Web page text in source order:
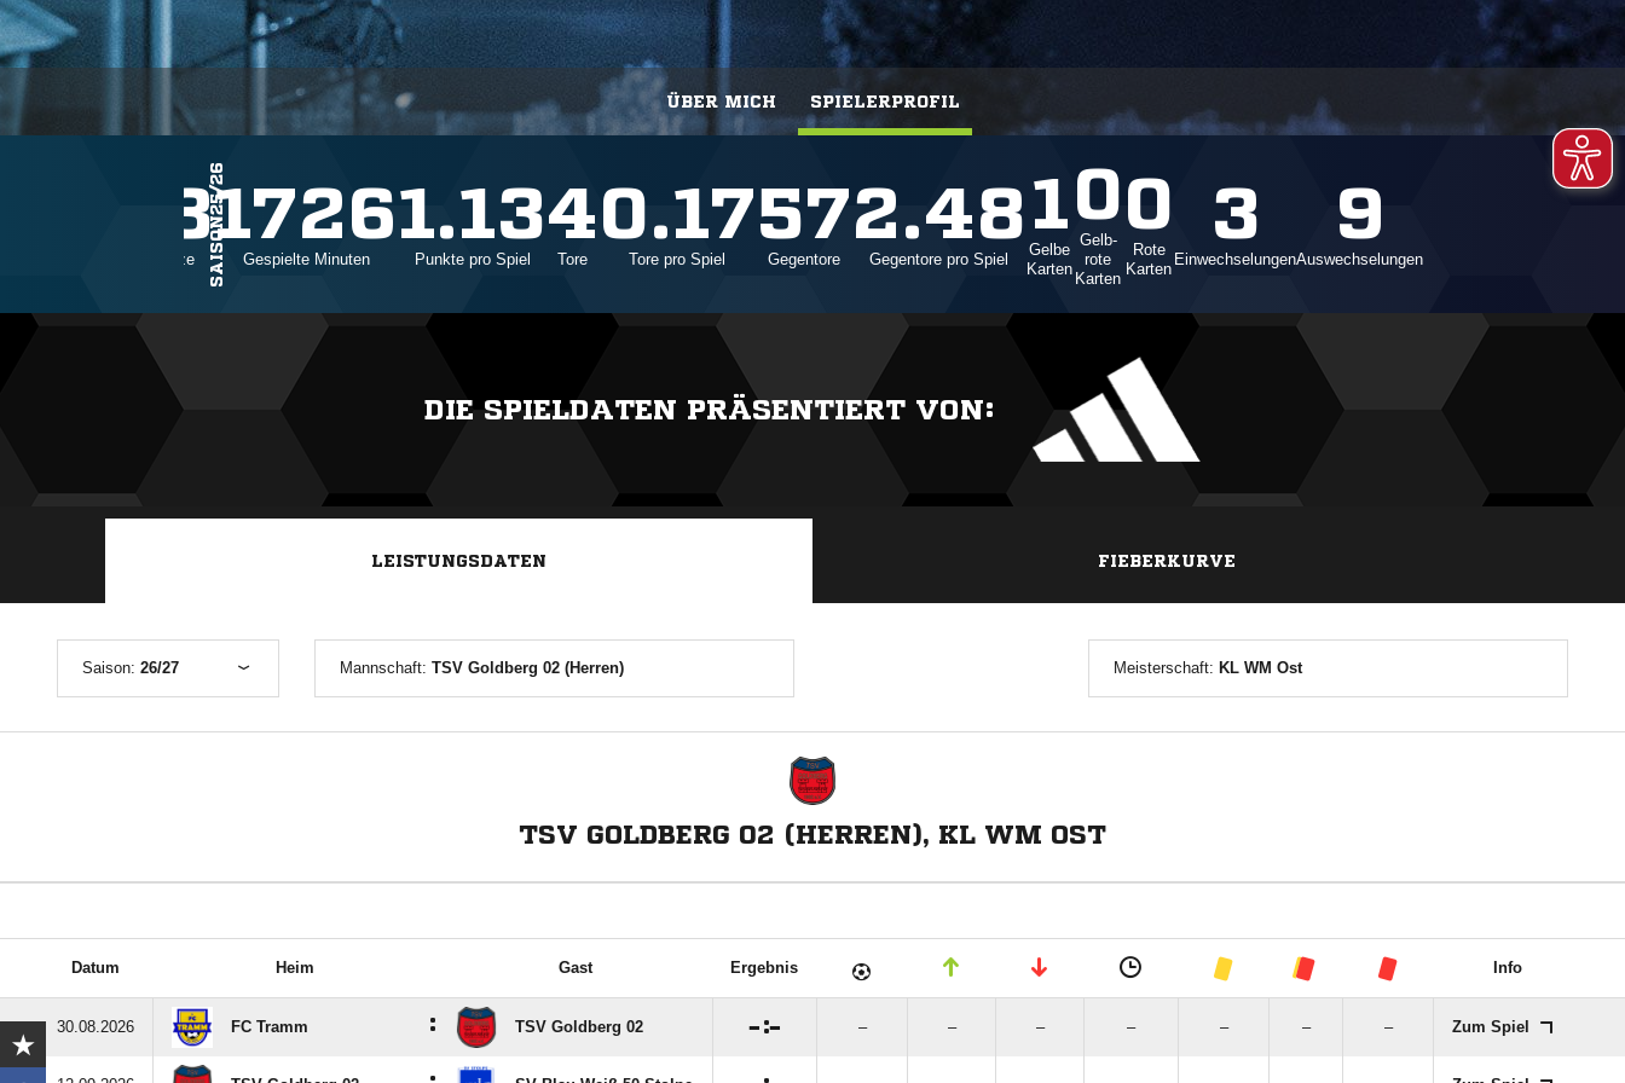
ÜBER MICH SPIELERPROFIL
SAISON25/26
23
Einsätze
1726
Gespielte Minuten
1.13
Punkte pro Spiel
4
Tore
0.17
Tore pro Spiel
57
Gegentore
2.48
Gegentore pro Spiel
1
Gelbe
Karten
0
Gelb-
rote
Karten
0
Rote
Karten
3
Einwechselungen
9
Auswechselungen
DIE SPIELDATEN PRÄSENTIERT VON:
LEISTUNGSDATEN FIEBERKURVE
Saison: 26/27 Mannschaft:TSV Goldberg 02 (Herren) Meisterschaft: KL WM Ost
TSV GOLDBERG 02 (HERREN), KL WM OST
Datum Heim Gast Ergebnis Info
30.08.2026 FC Tramm : TSV Goldberg 02 : – – – – – – – Zum Spiel